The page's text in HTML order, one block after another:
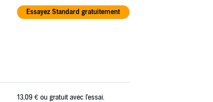
Essayez Standard gratuitement
13,09 € ou gratuit avec l'essai.